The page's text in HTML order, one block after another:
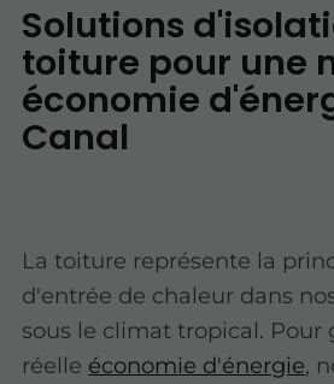
Solutions
toiture pour une
économie
Canal
La toiture représente la
d'entrée de chaleur dans
sous le climat tropical. Pour
réelle économie d'énergie,